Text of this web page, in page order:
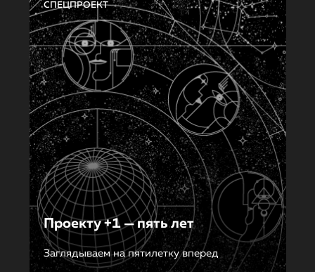
СПЕЦПРОЕКТ
Проекту +1 — пять лет
Заглядываем на пятилетку вперед